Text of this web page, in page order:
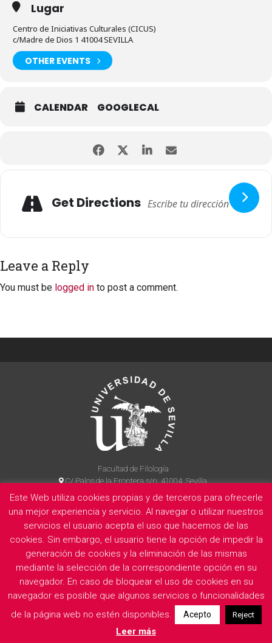
Lugar
Centro de Iniciativas Culturales (CICUS)
c/Madre de Dios 1 41004 SEVILLA
OTHER EVENTS
CALENDAR GOOGLECAL
Get Directions
Leave a Reply
You must be logged in to post a comment.
Facultad de Filología
C/ Palos de la Frontera s/n, 41004, Sevilla
954 55 14 90
La Facultad Información legal Politica de privacidad Cookies
E
Este Web utiliza cookies propias y de terceros para ofrecerle
una mejor experiencia y servicio. Al navegar o utilizar nuestros
servicios el usuario acepta el uso que hacemos de las
cookies. Sin embargo, el usuario tiene la opción de impedir la
generación de cookies y la eliminación de las mismas
mediante la selección de la correspondiente opción en su
navegador. En caso de bloquear el uso de cookies en su
navegador es posible que algunos servicios o funcionalidades
de la página web no estén disponibles.
Acepto Reject
Leer más